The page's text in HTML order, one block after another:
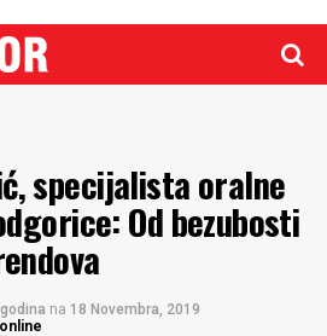
specijalista oralne
Od bezubosti
na 18 Novembra, 2019